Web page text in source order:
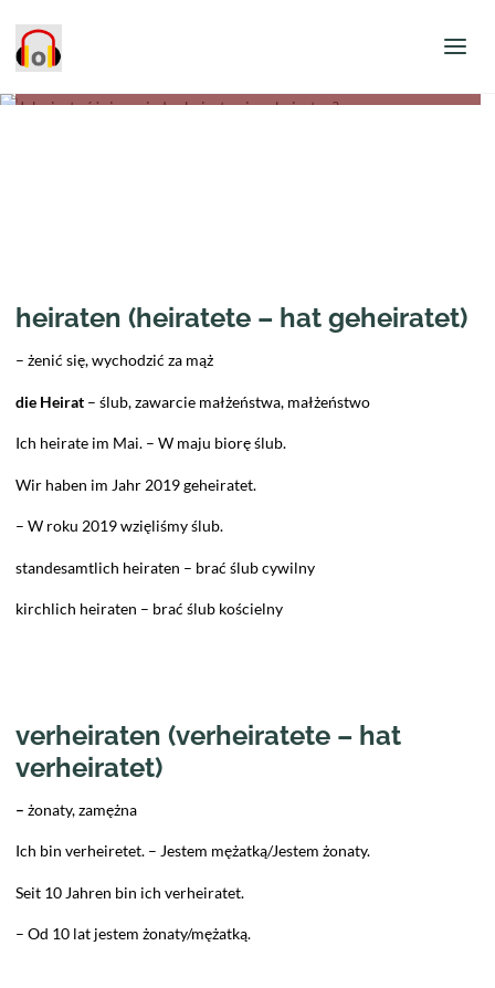
heiraten (heiratete – hat geheiratet)
– żenić się, wychodzić za mąż
die Heirat– ślub, zawarcie małżeństwa, małżeństwo
Ich heirate im Mai. – W maju biorę ślub.
Wir haben im Jahr 2019 geheiratet.
– W roku 2019 wzięliśmy ślub.
standesamtlich heiraten – brać ślub cywilny
kirchlich heiraten – brać ślub kościelny
verheiraten (verheiratete – hat
verheiratet)
– żonaty, zamężna
Ich bin verheiretet. – Jestem mężatką/Jestem żonaty.
Seit 10 Jahren bin ich verheiratet.
– Od 10 lat jestem żonaty/mężatką.